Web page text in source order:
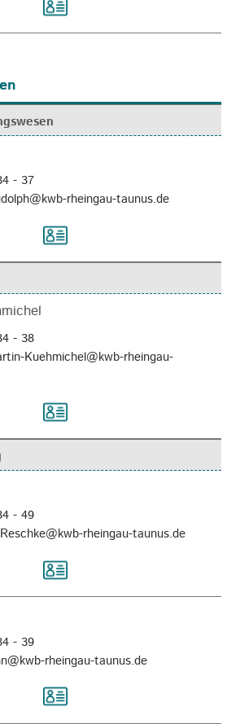
- 37
rheingau-taunus.de
- 38
Kuehmichel@kwb-rheingau-
- 49
rheingau-taunus.de
- 39
rheingau-taunus.de